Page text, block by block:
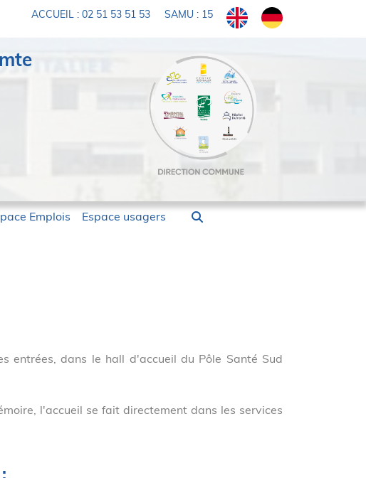
ACCUEIL : 02 51 53 51 53 SAMU : 15
Emplois Espace usagers
entrées, dans le hall d'accueil du Pôle Santé Sud
l'accueil se fait directement dans les services